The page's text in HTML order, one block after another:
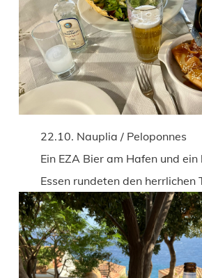
22.10. Nauplia / Peloponnes
Ein EZA Bier am Hafen und ein
Essen rundeten den herrlichen